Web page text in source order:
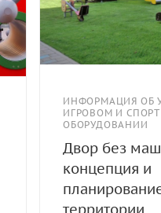
ИНФОРМАЦИЯ ОБ
ИГРОВОМ И
ОБОРУДОВАНИИ
Двор без
концепция и